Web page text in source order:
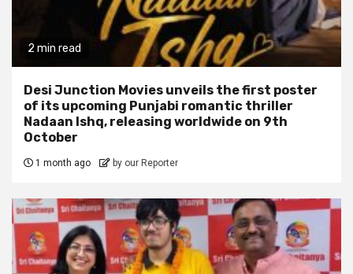
2 min read
Desi Junction Movies unveils the first poster
of its upcoming Punjabi romantic thriller
Nadaan Ishq, releasing worldwide on 9th
October
1 month ago by our Reporter